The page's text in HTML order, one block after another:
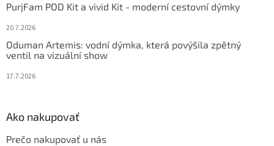
PurjFam POD Kit a vivid Kit - moderní cestovní dýmky
20.7.2026
Oduman Artemis: vodní dýmka, která povýšila zpětný
ventil na vizuální show
17.7.2026
Ako nakupovať
Prečo nakupovať u nás